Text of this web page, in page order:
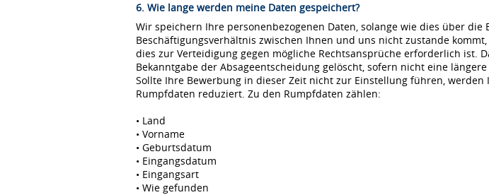
6. Wie lange werden meine Daten gespeichert?
Wir speichern Ihre personenbezogenen Daten, solange wie dies über
Beschäftigungsverhältnis zwischen Ihnen und uns nicht zustande
dies zur Verteidigung gegen mögliche Rechtsansprüche erforderlich ist.
Bekanntgabe der Absageentscheidung gelöscht, sofern nicht eine
Sollte Ihre Bewerbung in dieser Zeit nicht zur Einstellung führen,
Rumpfdaten reduziert. Zu den Rumpfdaten zählen:
• Land
• Vorname
• Geburtsdatum
• Eingangsdatum
• Eingangsart
• Wie gefunden